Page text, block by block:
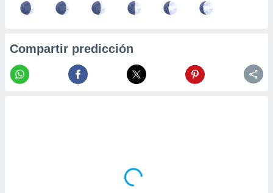
Compartir predicción